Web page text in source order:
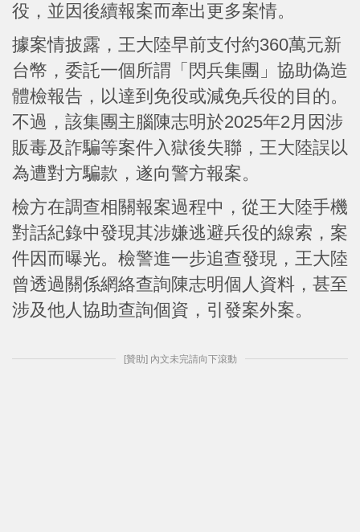
役，並因後續報案而牽出更多案情。
據案情披露，王大陸早前支付約360萬元新
台幣，委託一個所謂「閃兵集團」協助偽造
體檢報告，以達到免役或減免兵役的目的。
不過，該集團主腦陳志明於2025年2月因涉
販毒及詐騙等案件入獄後失聯，王大陸誤以
為遭對方騙款，遂向警方報案。
檢方在調查相關報案過程中，從王大陸手機
對話紀錄中發現其涉嫌逃避兵役的線索，案
件因而曝光。檢警進一步追查發現，王大陸
曾透過關係網絡查詢陳志明個人資料，甚至
涉及他人協助查詢個資，引發案外案。
[贊助] 內文未完請向下滾動